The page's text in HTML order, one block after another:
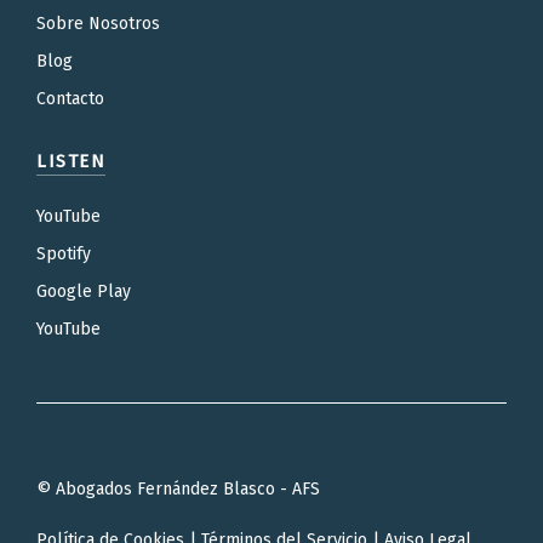
Sobre Nosotros
Blog
Contacto
LISTEN
YouTube
Spotify
Google Play
YouTube
© Abogados Fernández Blasco - AFS